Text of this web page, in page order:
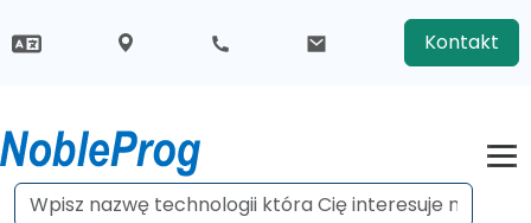
Kontakt